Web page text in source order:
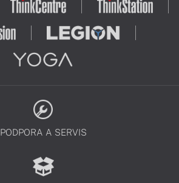
PODPORA A SERVIS